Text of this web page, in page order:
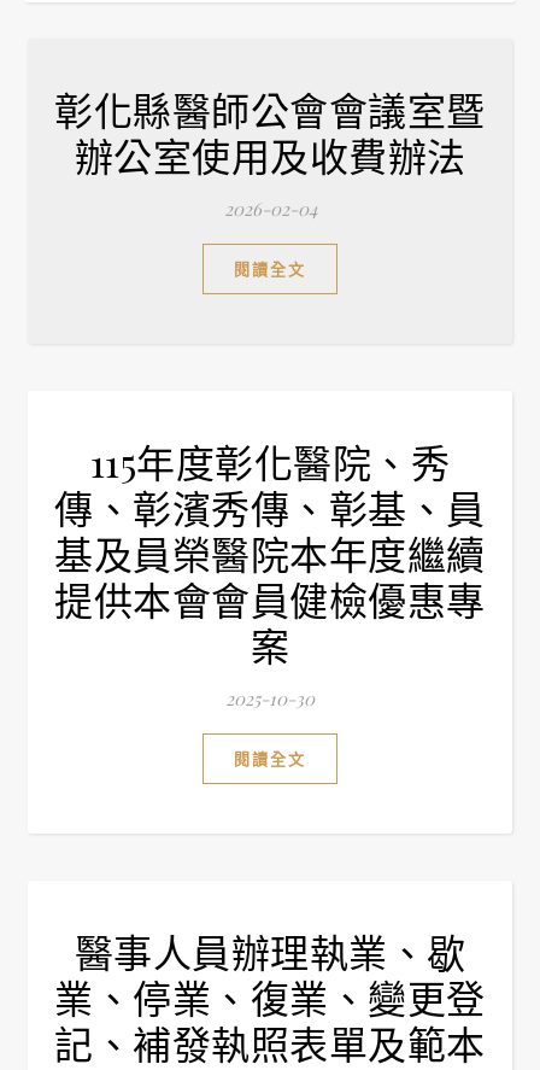
彰化縣醫師公會會議室暨
辦公室使用及收費辦法
2026-02-04
閱讀全文
115年度彰化醫院、秀
傳、彰濱秀傳、彰基、員
基及員榮醫院本年度繼續
提供本會會員健檢優惠專
案
2025-10-30
閱讀全文
醫事人員辦理執業、歇
業、停業、復業、變更登
記、補發執照表單及範本